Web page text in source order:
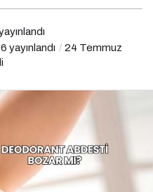
yayınlandı
24 Temmuz